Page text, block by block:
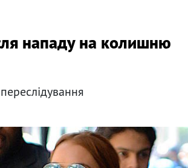
нападу на колишню